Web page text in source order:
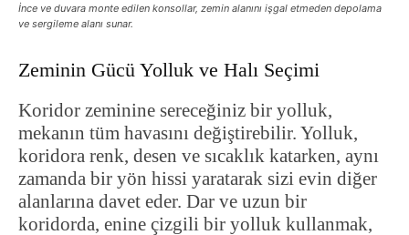
İnce ve duvara monte edilen konsollar, zemin alanını işgal etmeden depolama
ve sergileme alanı sunar.
Zeminin Gücü Yolluk ve Halı Seçimi
Koridor zeminine sereceğiniz bir yolluk,
mekanın tüm havasını değiştirebilir. Yolluk,
koridora renk, desen ve sıcaklık katarken, aynı
zamanda bir yön hissi yaratarak sizi evin diğer
alanlarına davet eder. Dar ve uzun bir
koridorda, enine çizgili bir yolluk kullanmak,